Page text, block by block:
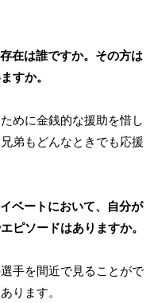
在は誰ですか。その方は
すか。
めに金銭的な援助を惜し
弟もどんなときでも応援
ベートにおいて、自分が
ピソードはありますか。
手を間近で見ることがで
ります。